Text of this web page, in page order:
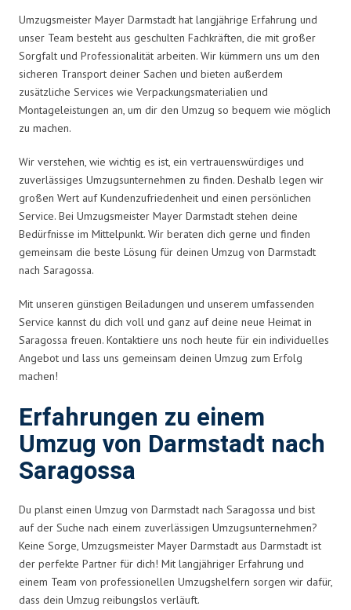
Umzugsmeister Mayer Darmstadt hat langjährige Erfahrung und
unser Team besteht aus geschulten Fachkräften, die mit großer
Sorgfalt und Professionalität arbeiten. Wir kümmern uns um den
sicheren Transport deiner Sachen und bieten außerdem
zusätzliche Services wie Verpackungsmaterialien und
Montageleistungen an, um dir den Umzug so bequem wie möglich
zu machen.
Wir verstehen, wie wichtig es ist, ein vertrauenswürdiges und
zuverlässiges Umzugsunternehmen zu finden. Deshalb legen wir
großen Wert auf Kundenzufriedenheit und einen persönlichen
Service. Bei Umzugsmeister Mayer Darmstadt stehen deine
Bedürfnisse im Mittelpunkt. Wir beraten dich gerne und finden
gemeinsam die beste Lösung für deinen Umzug von Darmstadt
nach Saragossa.
Mit unseren günstigen Beiladungen und unserem umfassenden
Service kannst du dich voll und ganz auf deine neue Heimat in
Saragossa freuen. Kontaktiere uns noch heute für ein individuelles
Angebot und lass uns gemeinsam deinen Umzug zum Erfolg
machen!
Erfahrungen zu einem
Umzug von Darmstadt nach
Saragossa
Du planst einen Umzug von Darmstadt nach Saragossa und bist
auf der Suche nach einem zuverlässigen Umzugsunternehmen?
Keine Sorge, Umzugsmeister Mayer Darmstadt aus Darmstadt ist
der perfekte Partner für dich! Mit langjähriger Erfahrung und
einem Team von professionellen Umzugshelfern sorgen wir dafür,
dass dein Umzug reibungslos verläuft.